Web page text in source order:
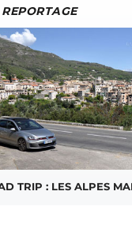
TRIP : LES ALPES